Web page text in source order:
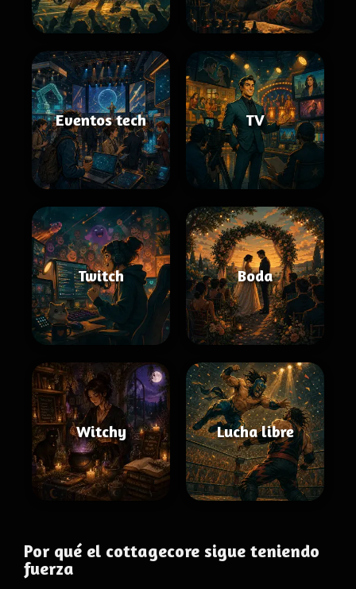
Eventos tech TV
Twitch Boda
Witchy Lucha libre
Por qué el cottagecore sigue teniendo
fuerza